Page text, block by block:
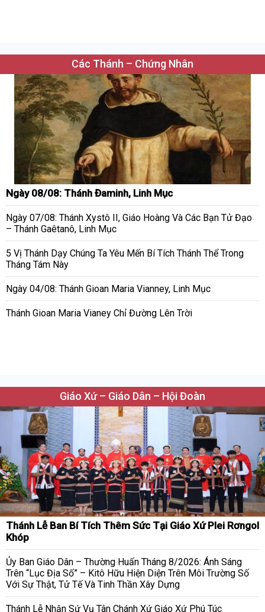
Các Thánh – Chứng Nhân
Ngày 08/08: Thánh Đaminh, Linh Mục
Ngày 07/08: Thánh Xystô II, Giáo Hoàng Và Các Bạn Tử Đạo
– Thánh Gaêtanô, Linh Mục
5 Vị Thánh Dạy Chúng Ta Yêu Mến Bí Tích Thánh Thể Trong
Tháng Tám Này
Ngày 04/08: Thánh Gioan Maria Vianney, Linh Mục
Thánh Gioan Maria Vianey Chỉ Đường Lên Trời
Giáo Xứ – Giáo Dân – Hội Đoàn
Thánh Lễ Ban Bí Tích Thêm Sức Tại Giáo Xứ Plei Rơngol
Khóp
Ủy Ban Giáo Dân – Thường Huấn Tháng 8/2026: Ánh Sáng
Trên “Lục Địa Số” – Kitô Hữu Hiện Diện Trên Môi Trường Số
Với Sự Thật, Tử Tế Và Tinh Thần Xây Dựng
Thánh Lễ Nhận Sứ Vụ Tân Chánh Xứ Giáo Xứ Phú Túc